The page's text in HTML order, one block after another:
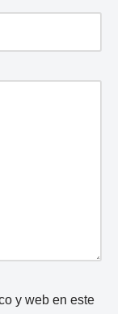
y web en este